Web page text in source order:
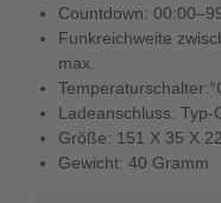
Countdown:
Funkreichweite
max.
Ladeanschluss: Typ-
Größe: 151 X 35 X
Gewicht: 40 Gramm